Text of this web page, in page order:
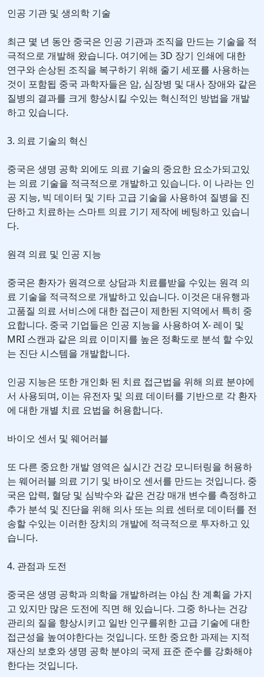
인공 기관 및 생의학 기술
최근 몇 년 동안 중국은 인공 기관과 조직을 만드는 기술을 적
극적으로 개발해 왔습니다. 여기에는 3D 장기 인쇄에 대한
연구와 손상된 조직을 복구하기 위해 줄기 세포를 사용하는
것이 포함됩 중국 과학자들은 암, 심장병 및 대사 장애와 같은
질병의 결과를 크게 향상시킬 수있는 혁신적인 방법을 개발
하고 있습니다.
3. 의료 기술의 혁신
중국은 생명 공학 외에도 의료 기술의 중요한 요소가되고있
는 의료 기술을 적극적으로 개발하고 있습니다. 이 나라는 인
공 지능, 빅 데이터 및 기타 고급 기술을 사용하여 질병을 진
단하고 치료하는 스마트 의료 기기 제작에 베팅하고 있습니
다.
원격 의료 및 인공 지능
중국은 환자가 원격으로 상담과 치료를받을 수있는 원격 의
료 기술을 적극적으로 개발하고 있습니다. 이것은 대유행과
고품질 의료 서비스에 대한 접근이 제한된 지역에서 특히 중
요합니다. 중국 기업들은 인공 지능을 사용하여 X- 레이 및
MRI 스캔과 같은 의료 이미지를 높은 정확도로 분석 할 수있
는 진단 시스템을 개발합니다.
인공 지능은 또한 개인화 된 치료 접근법을 위해 의료 분야에
서 사용되며, 이는 유전자 및 의료 데이터를 기반으로 각 환자
에 대한 개별 치료 요법을 허용합니다.
바이오 센서 및 웨어러블
또 다른 중요한 개발 영역은 실시간 건강 모니터링을 허용하
는 웨어러블 의료 기기 및 바이오 센서를 만드는 것입니다. 중
국은 압력, 혈당 및 심박수와 같은 건강 매개 변수를 측정하고
추가 분석 및 진단을 위해 의사 또는 의료 센터로 데이터를 전
송할 수있는 이러한 장치의 개발에 적극적으로 투자하고 있
습니다.
4. 관점과 도전
중국은 생명 공학과 의학을 개발하려는 야심 찬 계획을 가지
고 있지만 많은 도전에 직면 해 있습니다. 그중 하나는 건강
관리의 질을 향상시키고 일반 인구를위한 고급 기술에 대한
접근성을 높여야한다는 것입니다. 또한 중요한 과제는 지적
재산의 보호와 생명 공학 분야의 국제 표준 준수를 강화해야
한다는 것입니다.